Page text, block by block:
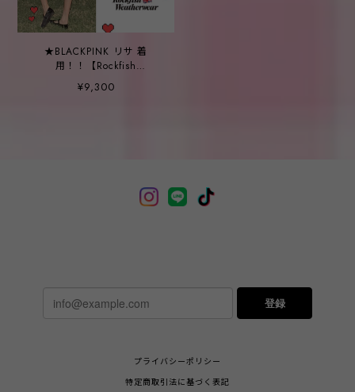
★BLACKPINK リサ 着
用！！【Rockfish
Weatherwear】BELLA
MARYJANE FLAT - 5color
¥9,300
登録
プライバシーポリシー
特定商取引法に基づく表記